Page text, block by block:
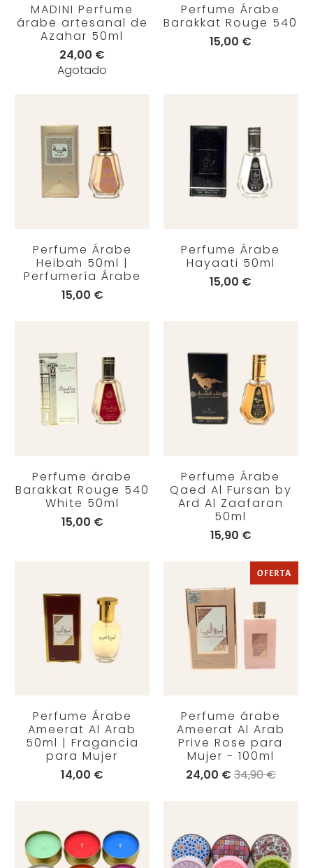
MADINI Perfume
árabe artesanal de
Azahar 50ml
24,00 €
Agotado
Perfume Árabe
Barakkat Rouge 540
15,00 €
Perfume Árabe
Heibah 50ml |
Perfumería Árabe
15,00 €
Perfume Árabe
Hayaati 50ml
15,00 €
Perfume árabe
Barakkat Rouge 540
White 50ml
15,00 €
Perfume Árabe
Qaed Al Fursan by
Ard Al Zaafaran
50ml
15,90 €
Perfume Árabe
Ameerat Al Arab
50ml | Fragancia
para Mujer
14,00 €
OFERTA
Perfume árabe
Ameerat Al Arab
Prive Rose para
Mujer - 100ml
24,00 €34,90 €